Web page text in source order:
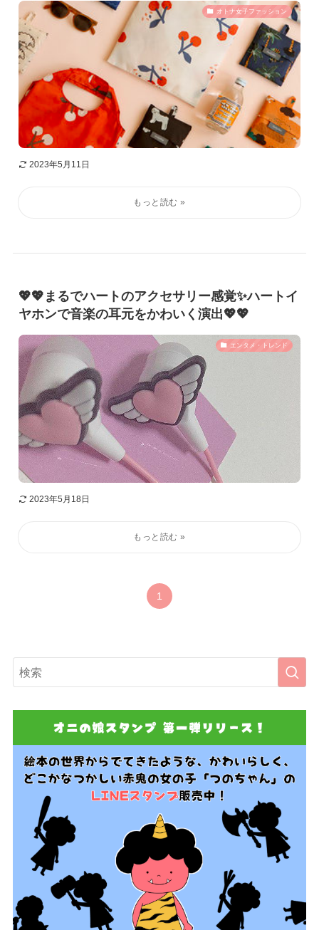
オトナ女子ファッション
2023年5月11日
💖💖まるでハートのアクセサリー感覚✨ハートイ
ヤホンで音楽の耳元をかわいく演出💖💖
エンタメ・トレンド
2023年5月18日
1